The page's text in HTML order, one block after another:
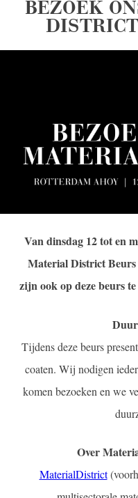
BEZOEK
Van dinsdag 12 tot en
Material District
zijn ook op deze beurs
Tijdens deze beurs
coaten. Wij nodigen
komen bezoeken en we
Over
MaterialDistrict